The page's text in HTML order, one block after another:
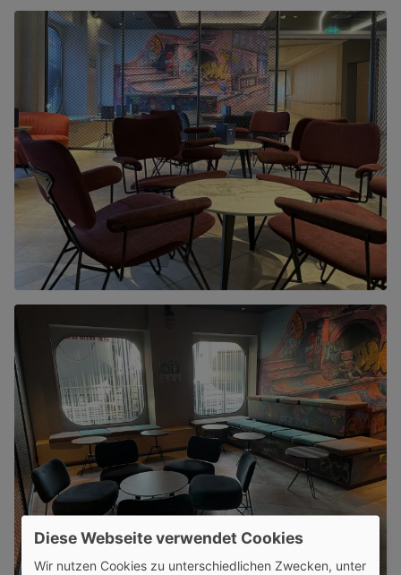
Diese Webseite verwendet Cookies
Wir nutzen Cookies zu unterschiedlichen Zwecken, unter